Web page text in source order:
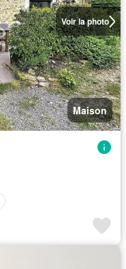
Voir la photo
Maison